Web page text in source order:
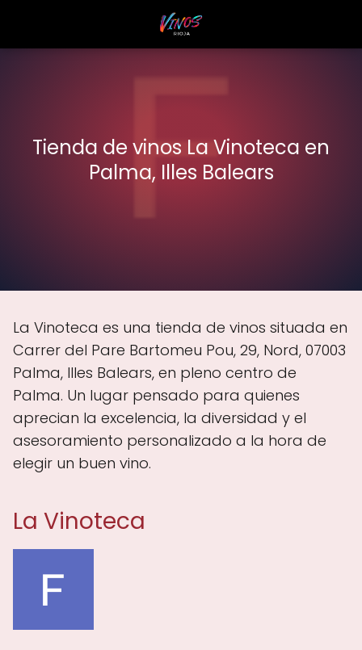
Tienda de vinos La Vinoteca en
Palma, Illes Balears
La Vinoteca es una tienda de vinos situada en
Carrer del Pare Bartomeu Pou, 29, Nord, 07003
Palma, Illes Balears, en pleno centro de
Palma. Un lugar pensado para quienes
aprecian la excelencia, la diversidad y el
asesoramiento personalizado a la hora de
elegir un buen vino.
La Vinoteca